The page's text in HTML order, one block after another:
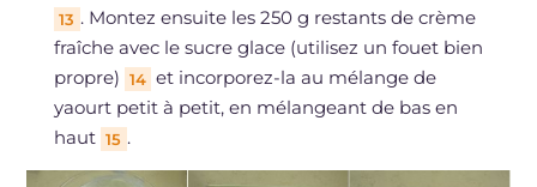
13 . Montez ensuite les 250 g restants de crème
fraîche avec le sucre glace (utilisez un fouet bien
propre) 14 et incorporez-la au mélange de
yaourt petit à petit, en mélangeant de bas en
haut 15 .